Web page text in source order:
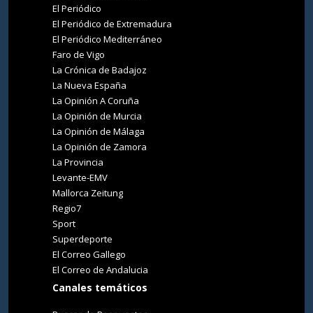
El Periódico
El Periódico de Extremadura
El Periódico Mediterráneo
Faro de Vigo
La Crónica de Badajoz
La Nueva España
La Opinión A Coruña
La Opinión de Murcia
La Opinión de Málaga
La Opinión de Zamora
La Provincia
Levante-EMV
Mallorca Zeitung
Regio7
Sport
Superdeporte
El Correo Gallego
El Correo de Andalucia
Canales temáticos